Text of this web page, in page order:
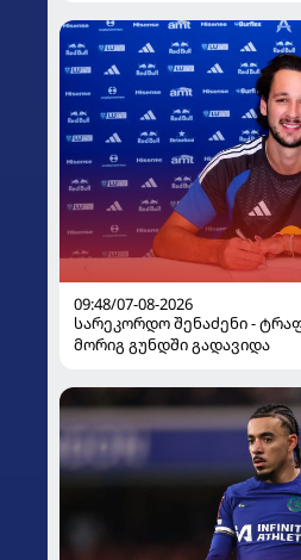
09:48/07-08-2026
სარეკორდო შენაძენი -
მორიგ გუნდში გადავიდა